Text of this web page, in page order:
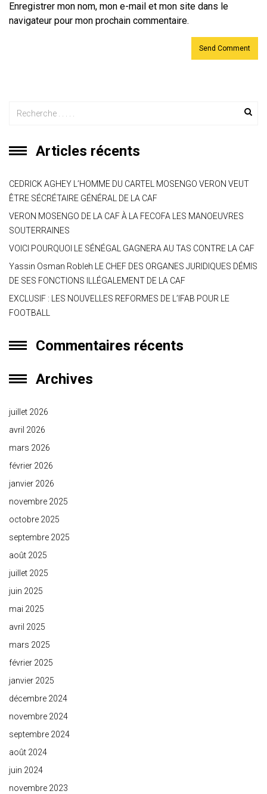
Enregistrer mon nom, mon e-mail et mon site dans le
navigateur pour mon prochain commentaire.
Articles récents
CEDRICK AGHEY L’HOMME DU CARTEL MOSENGO VERON VEUT
ÊTRE SÉCRÉTAIRE GÉNÉRAL DE LA CAF
VERON MOSENGO DE LA CAF À LA FECOFA LES MANOEUVRES
SOUTERRAINES
VOICI POURQUOI LE SÉNÉGAL GAGNERA AU TAS CONTRE LA CAF
Yassin Osman Robleh LE CHEF DES ORGANES JURIDIQUES DÉMIS
DE SES FONCTIONS ILLÉGALEMENT DE LA CAF
EXCLUSIF : LES NOUVELLES REFORMES DE L’IFAB POUR LE
FOOTBALL
Commentaires récents
Archives
juillet 2026
avril 2026
mars 2026
février 2026
janvier 2026
novembre 2025
octobre 2025
septembre 2025
août 2025
juillet 2025
juin 2025
mai 2025
avril 2025
mars 2025
février 2025
janvier 2025
décembre 2024
novembre 2024
septembre 2024
août 2024
juin 2024
novembre 2023